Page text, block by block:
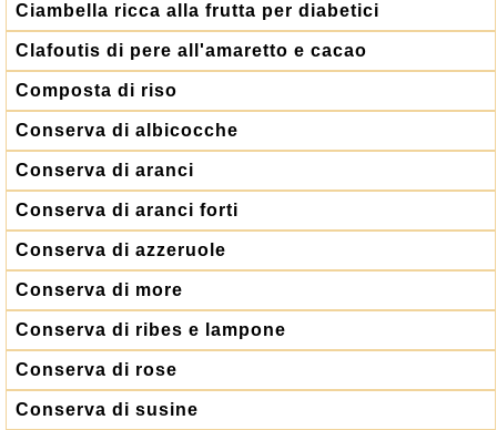
Ciambella ricca alla frutta per diabetici
Clafoutis di pere all'amaretto e cacao
Composta di riso
Conserva di albicocche
Conserva di aranci
Conserva di aranci forti
Conserva di azzeruole
Conserva di more
Conserva di ribes e lampone
Conserva di rose
Conserva di susine